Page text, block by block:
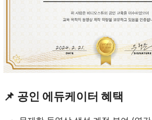
📌 공인 에듀케이터 혜택